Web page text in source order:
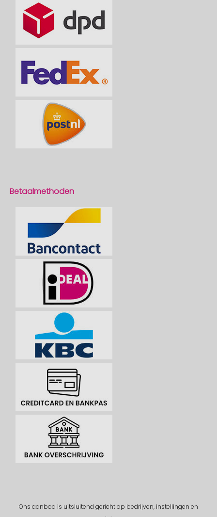
Betaalmethoden
Ons aanbod is uitsluitend gericht op bedrijven, instellingen en